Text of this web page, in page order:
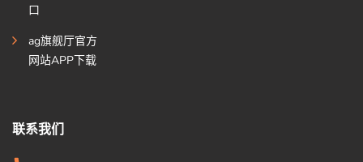
口
ag旗舰厅官方
网站APP下载
联系我们